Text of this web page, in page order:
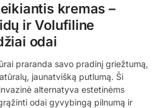
kremas –
ir Volufiline
odai
praranda savo pradinį griežtumą,
jaunatvišką putlumą. Ši
alternatyva estetinėms
odai gyvybingą pilnumą ir